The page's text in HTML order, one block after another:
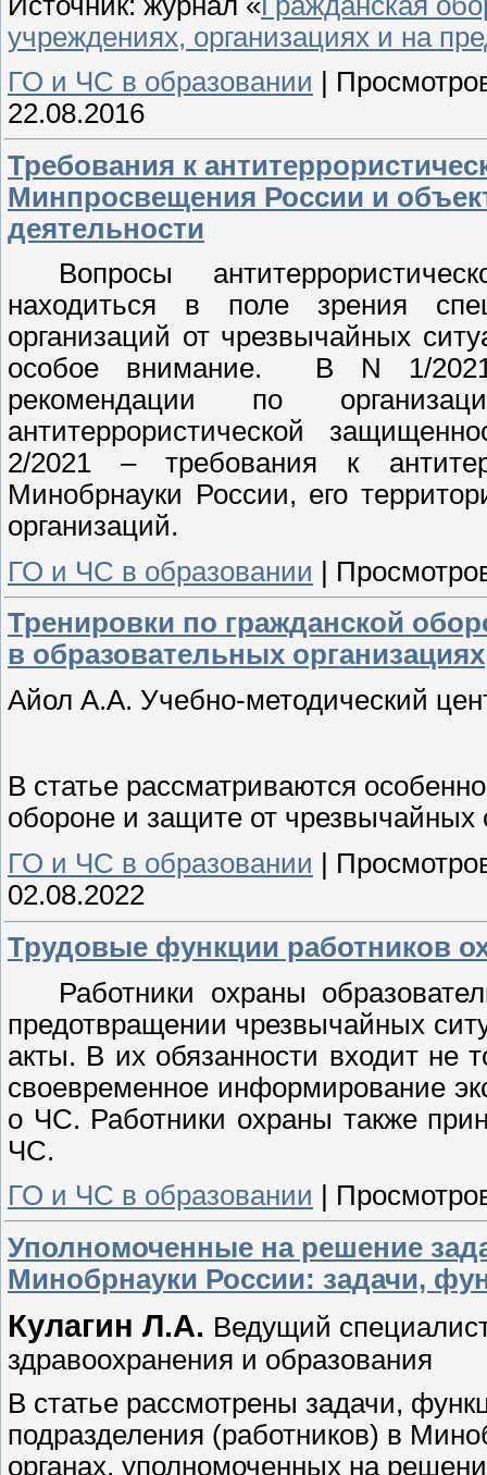
учреждениях, организациях и на
ГО и ЧС в образовании
22.08.2016
Требования к
Минпросвещения России и
деятельности
Вопросы
находиться в поле зрения
организаций от чрезвычайных
особое внимание. В N 1/2021
рекомендации по
антитеррористической
2/2021 – требования к
Минобрнауки России, его
организаций.
ГО и ЧС в образовании
Тренировки по гражданской
в образовательных организациях
Айол А.А. Учебно-методический
В статье рассматриваются
обороне и защите от чрезвычайных
ГО и ЧС в образовании
02.08.2022
Трудовые функции работников
Работники охраны
предотвращении чрезвычайных
акты. В их обязанности входит не
своевременное информирование
о ЧС. Работники охраны также
ЧС.
ГО и ЧС в образовании
Уполномоченные на решение
Минобрнауки России: задачи,
Кулагин Л.А. Ведущий
здравоохранения и образования
В статье рассмотрены задачи,
подразделения (работников) в
органах, уполномоченных на